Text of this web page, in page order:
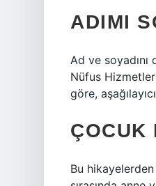
ADIMI
Ad ve soyadını
Nüfus
göre,
ÇOCUK
Bu